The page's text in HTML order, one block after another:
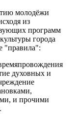
молодёжи
из
программ
города
"правила":
духовных и
и прочими